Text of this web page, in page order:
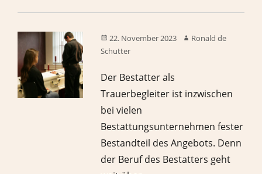
22. November 2023
Ronald de
Schutter
Der Bestatter als
Trauerbegleiter ist inzwischen
bei vielen
Bestattungsunternehmen fester
Bestandteil des Angebots. Denn
der Beruf des Bestatters geht